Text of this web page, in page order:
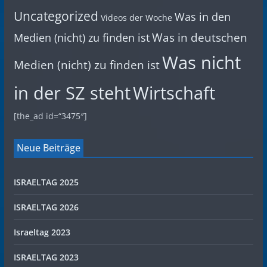
Uncategorized Videos der Woche Was in den
Medien (nicht) zu finden istWas in deutschen
Medien (nicht) zu finden istWas nicht
in der SZ stehtWirtschaft
[the_ad id=“3475″]
Neue Beiträge
ISRAELTAG 2025
ISRAELTAG 2026
Israeltag 2023
ISRAELTAG 2023